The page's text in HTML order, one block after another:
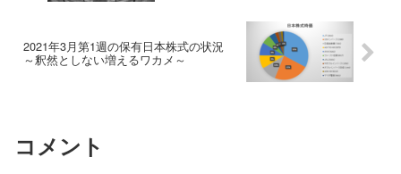
2021年3月第1週の保有日本株式の状況
～釈然としない増えるワカメ～
コメント